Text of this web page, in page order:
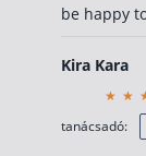
be happy
Kira Kara
tanácsadó: